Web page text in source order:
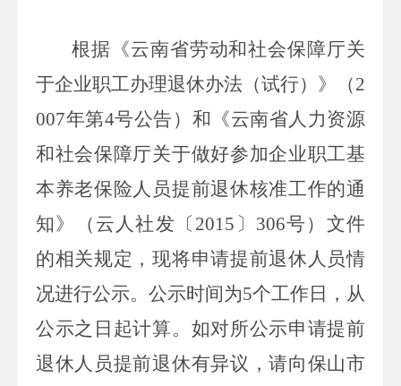
根据《云南省劳动和社会保障厅关
于企业职工办理退休办法（试行）》（2
007年第4号公告）和《云南省人力资源
和社会保障厅关于做好参加企业职工基
本养老保险人员提前退休核准工作的通
知》（云人社发〔2015〕306号）文件
的相关规定，现将申请提前退休人员情
况进行公示。公示时间为5个工作日，从
公示之日起计算。如对所公示申请提前
退休人员提前退休有异议，请向保山市